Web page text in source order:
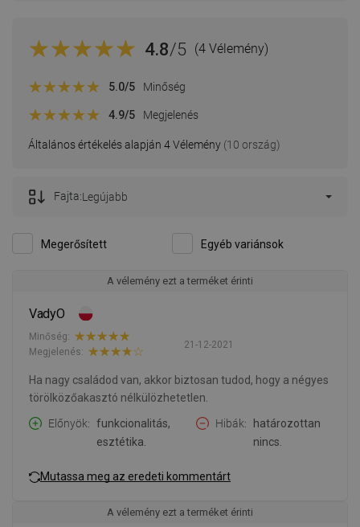
4.8/5 (4 Vélemény)
Általános értékelés alapján 4 Vélemény (10 ország)
5.0/5 Minőség
4.9/5 Megjelenés
Megerősített Egyéb variánsok
Fajta:Legújabb
A vélemény ezt a terméket érinti
VadyO
21-12-2021
Minőség:
Megjelenés:
Ha nagy családod van, akkor biztosan tudod, hogy a négyes
törölközőakasztó nélkülözhetetlen.
Előnyök
funkcionalitás,
esztétika.
Hibák
határozottan
nincs.
Mutassa meg az eredeti kommentárt
A vélemény ezt a terméket érinti